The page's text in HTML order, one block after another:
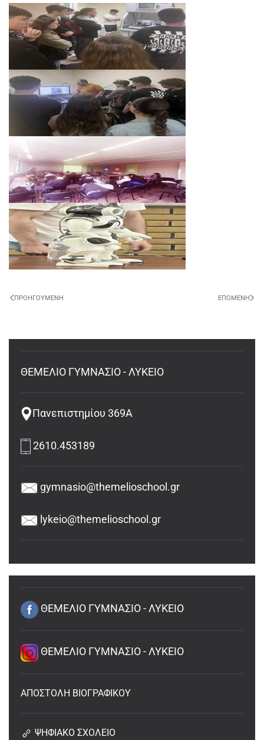
ΠΡΟΗΓΟΎΜΕΝΗ ΕΠΌΜΕΝΗ
ΘΕΜΕΛΙΟ ΓΥΜΝΑΣΙΟ - ΛΥΚΕΙΟ
Πανεπιστημίου 369Α
2610.453189
gymnasio@themelioschool.gr
lykeio@themelioschool.gr
ΘΕΜΕΛΙΟ ΓΥΜΝΑΣΙΟ - ΛΥΚΕΙΟ
ΘΕΜΕΛΙΟ ΓΥΜΝΑΣΙΟ - ΛΥΚΕΙΟ
ΑΠΟΣΤΟΛΗ ΒΙΟΓΡΑΦΙΚΟΥ
ΨΗΦΙΑΚΟ ΣΧΟΛΕΙΟ